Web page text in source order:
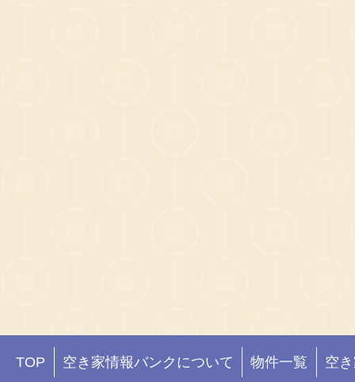
TOP 空き家情報バンクについて 物件一覧 空